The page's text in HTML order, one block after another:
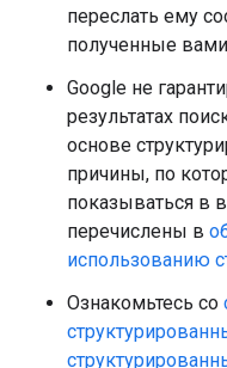
переслать ему
полученные
Google не
результатах
основе
причины, по
показываться в
перечислены в
использованию
Ознакомьтесь со